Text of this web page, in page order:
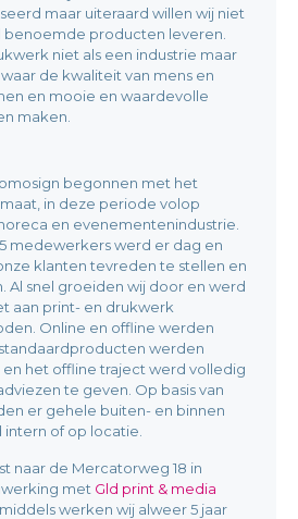
maar uiteraard willen wij niet
benoemde producten leveren.
niet als een industrie maar
de kwaliteit van mens en
en mooie en waardevolle
maken.
begonnen met het
in deze periode volop
en evenementenindustrie.
medewerkers werd er dag en
klanten tevreden te stellen en
Al snel groeiden wij door en werd
aan print- en drukwerk
Online en offline werden
werden
het offline traject werd volledig
te geven. Op basis van
er gehele buiten- en binnen
of op locatie.
naar de Mercatorweg 18 in
met Gld print & media
werken wij alweer 5 jaar